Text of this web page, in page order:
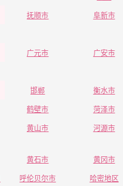
抚顺市 阜新市
广元市 广安市
邯郸 衡水市
鹤壁市 菏泽市
黄山市 河源市
黄石市 黄冈市
呼伦贝尔市 哈密地区